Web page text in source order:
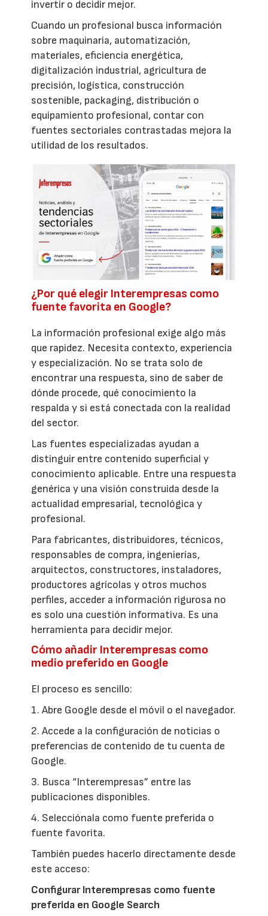
invertir o decidir mejor.
Cuando un profesional busca información
sobre maquinaria, automatización,
materiales, eficiencia energética,
digitalización industrial, agricultura de
precisión, logística, construcción
sostenible, packaging, distribución o
equipamiento profesional, contar con
fuentes sectoriales contrastadas mejora la
utilidad de los resultados.
¿Por qué elegir Interempresas como
fuente favorita en Google?
La información profesional exige algo más
que rapidez. Necesita contexto, experiencia
y especialización. No se trata solo de
encontrar una respuesta, sino de saber de
dónde procede, qué conocimiento la
respalda y si está conectada con la realidad
del sector.
Las fuentes especializadas ayudan a
distinguir entre contenido superficial y
conocimiento aplicable. Entre una respuesta
genérica y una visión construida desde la
actualidad empresarial, tecnológica y
profesional.
Para fabricantes, distribuidores, técnicos,
responsables de compra, ingenierías,
arquitectos, constructores, instaladores,
productores agrícolas y otros muchos
perfiles, acceder a información rigurosa no
es solo una cuestión informativa. Es una
herramienta para decidir mejor.
Cómo añadir Interempresas como
medio preferido en Google
El proceso es sencillo:
1. Abre Google desde el móvil o el navegador.
2. Accede a la configuración de noticias o
preferencias de contenido de tu cuenta de
Google.
3. Busca “Interempresas” entre las
publicaciones disponibles.
4. Selecciónala como fuente preferida o
fuente favorita.
También puedes hacerlo directamente desde
este acceso:
Configurar Interempresas como fuente
preferida en Google Search